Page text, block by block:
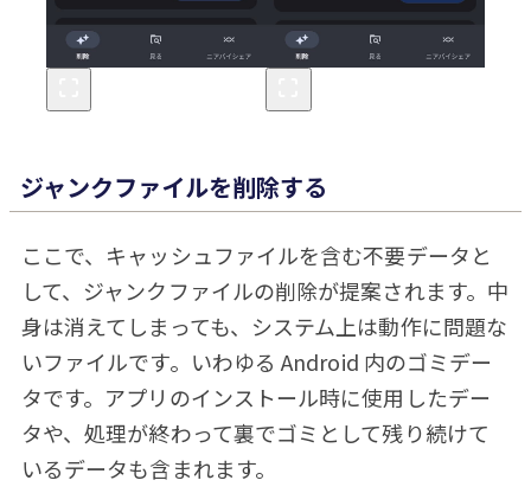
ジャンクファイルを削除する
ここで、キャッシュファイルを含む不要データと
して、ジャンクファイルの削除が提案されます。中
身は消えてしまっても、システム上は動作に問題な
いファイルです。いわゆる Android 内のゴミデー
タです。アプリのインストール時に使用したデー
タや、処理が終わって裏でゴミとして残り続けて
いるデータも含まれます。